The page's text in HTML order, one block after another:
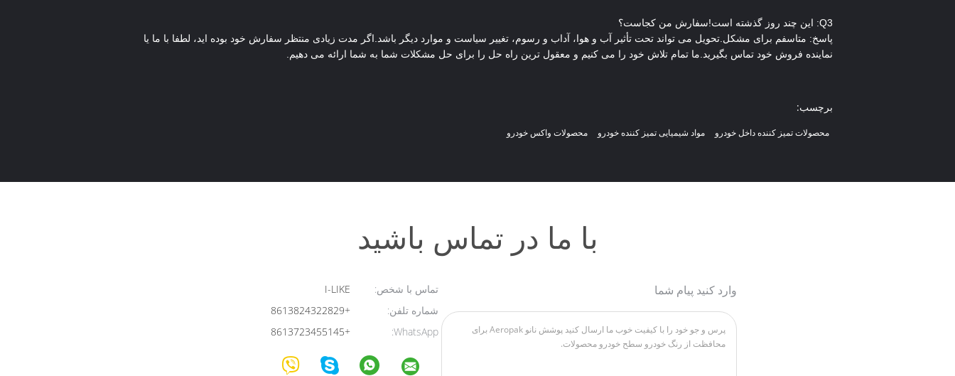
Q3: این چند روز گذشته است!سفارش من کجاست؟
پاسخ: متاسفم برای مشکل.تحویل می تواند تحت تأثیر آب و هوا، آداب و رسوم، تغییر سیاست و موارد دیگر باشد.اگر مدت زیادی منتظر سفارش خود بوده اید، لطفا با ما یا
نماینده فروش خود تماس بگیرید.ما تمام تلاش خود را می کنیم و معقول ترین راه حل را برای حل مشکلات شما به شما ارائه می دهیم.
برچسب:
محصولات تمیز کننده داخل خودرو مواد شیمیایی تمیز کننده خودرو محصولات واکس خودرو
با ما در تماس باشید
تماس با شخص:
شماره تلفن:
+8613824322829
WhatsApp:
+8613723455145
وارد کنید پیام شما